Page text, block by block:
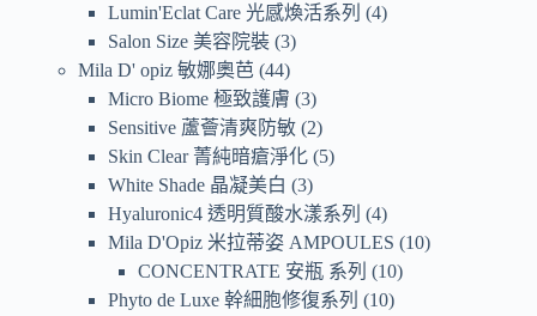
Lumin'Eclat Care 光感煥活系列
4
Salon Size 美容院裝 3
Mila D' opiz 敏娜奧芭 44
Micro Biome 極致護膚 3
Sensitive 蘆薈清爽防敏 2
Skin Clear 菁純暗瘡淨化 5
White Shade 晶凝美白
3
Hyaluronic4 透明質酸水漾系列
4
Mila D'Opiz 米拉蒂姿 AMPOULES
10
CONCENTRATE 安瓶 系列
10
Phyto de Luxe 幹細胞修復系列
10